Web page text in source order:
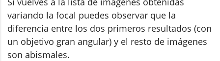
variando la focal puedes observar que la
diferencia entre los dos primeros resultados (con
un objetivo gran angular) y el resto de imágenes
son abismales.